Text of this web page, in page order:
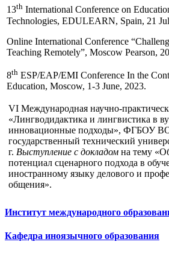
13th International Conference on
Technologies, EDULEARN, Spain, 21
Online International Conference
Teaching Remotely”, Moscow Pearson,
8th ESP/EAP/EMI Conference In the
Education, Moscow, 1-3 June, 2023.
VI Международная научно-
«Лингводидактика и лингвистика в
инновационные подходы», ФГБОУ
государственный технический
г. Выступление с докладом на тему
потенциал сценарного подхода в
иностранному языку делового и
общения».
Институт международного
Кафедра иноязычного образования